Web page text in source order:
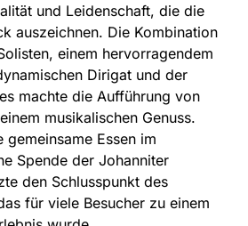
und Leidenschaft, die die
auszeichnen. Die Kombination
einem hervorragendem
Dirigat und der
machte die Aufführung von
musikalischen Genuss.
gemeinsame Essen im
Spende der Johanniter
den Schlusspunkt des
für viele Besucher zu einem